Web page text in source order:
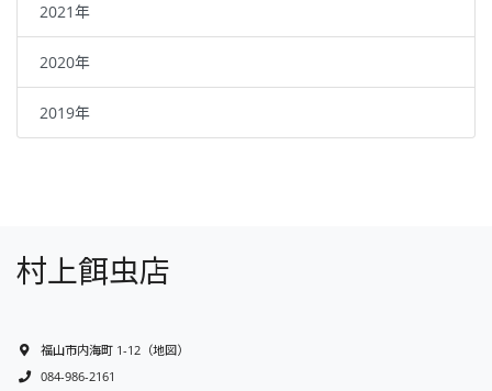
2021年
2020年
2019年
村上餌虫店
福山市内海町 1-12 （地図）
084-986-2161